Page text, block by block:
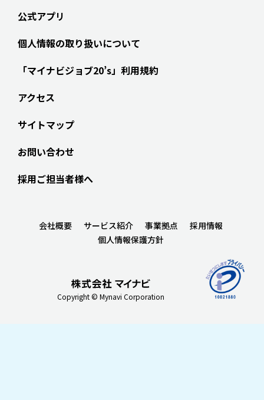
公式アプリ
個人情報の取り扱いについて
「マイナビジョブ20’s」利用規約
アクセス
サイトマップ
お問い合わせ
採用ご担当者様へ
Copyright © Mynavi Corporation
会社概要 サービス紹介 事業拠点
採用情報
個人情報保護方針